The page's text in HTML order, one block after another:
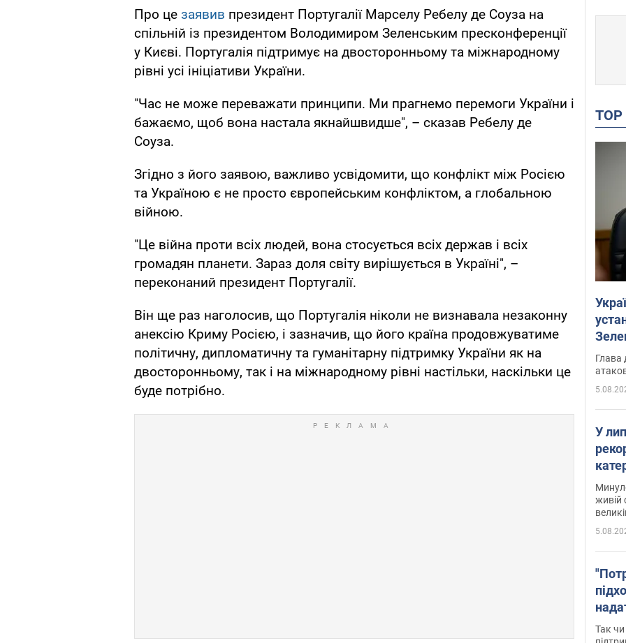
Про це заявив президент Португалії Марселу Ребелу де Соуза на
спільній із президентом Володимиром Зеленським пресконференції
у Києві. Португалія підтримує на двосторонньому та міжнародному
рівні усі ініціативи України.
"Час не може переважати принципи. Ми прагнемо перемоги України і
бажаємо, щоб вона настала якнайшвидше", – сказав Ребелу де
Соуза.
Згідно з його заявою, важливо усвідомити, що конфлікт між Росією
та Україною є не просто європейським конфліктом, а глобальною
війною.
"Це війна проти всіх людей, вона стосується всіх держав і всіх
громадян планети. Зараз доля світу вирішується в Україні", –
переконаний президент Португалії.
Він ще раз наголосив, що Португалія ніколи не визнавала незаконну
анексію Криму Росією, і зазначив, що його країна продовжуватиме
політичну, дипломатичну та гуманітарну підтримку України як на
двосторонньому, так і на міжнародному рівні настільки, наскільки це
буде потрібно.
Глава
У
живій
Так чи